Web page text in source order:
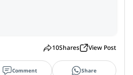
10Shares View Post
Comment Share